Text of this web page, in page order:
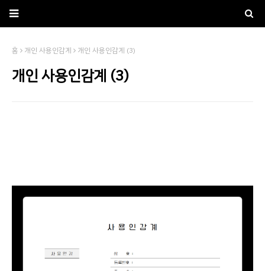
홈 개인 사용인감계 개인 사용인감계 (3)
개인 사용인감계 (3)